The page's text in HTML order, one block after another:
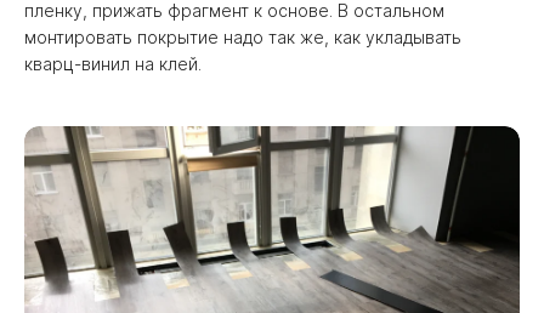
пленку, прижать фрагмент к основе. В остальном
монтировать покрытие надо так же, как укладывать
кварц-винил на клей.